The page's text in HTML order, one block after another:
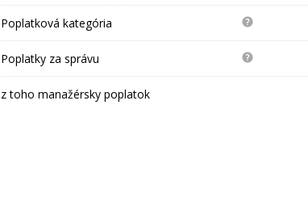
Poplatková kategória
Poplatky za správu
z toho manažérsky poplatok